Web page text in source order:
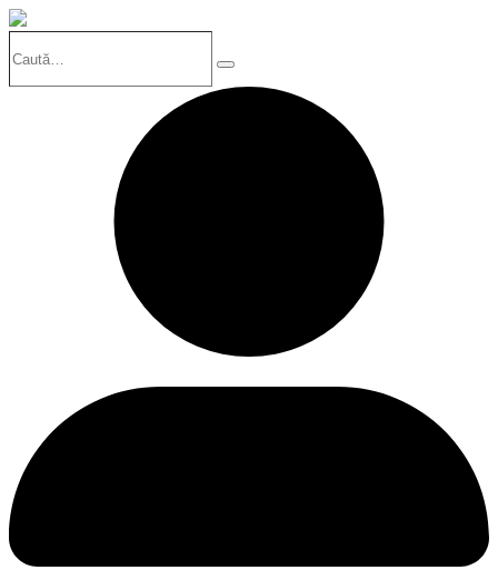
Search